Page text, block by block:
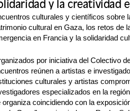
y la creatividad
culturales y científicos sobre
cultural en Gaza, los retos de
en Francia y la solidaridad
por iniciativa del Colectivo
reúnen a artistas e
culturales y artistas
especializados en la
organiza coincidiendo con la